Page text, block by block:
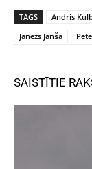
TAGS Andris
Janezs Janša
SAISTĪTIE